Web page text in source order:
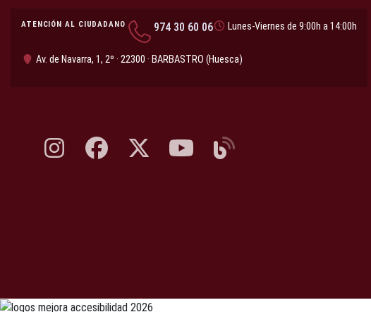
ATENCIÓN AL CIUDADANO 974 30 60 06 Lunes-Viernes de 9:00h a 14:00h
Av. de Navarra, 1, 2º · 22300 · BARBASTRO (Huesca)
Instagram, abre en nueva pestaña
Facebook, abre en nueva pestaña
X, antes Twitter, abre en nueva pestaña
YouTube, abre en nueva pestaña
Blog, abre en nueva pestaña